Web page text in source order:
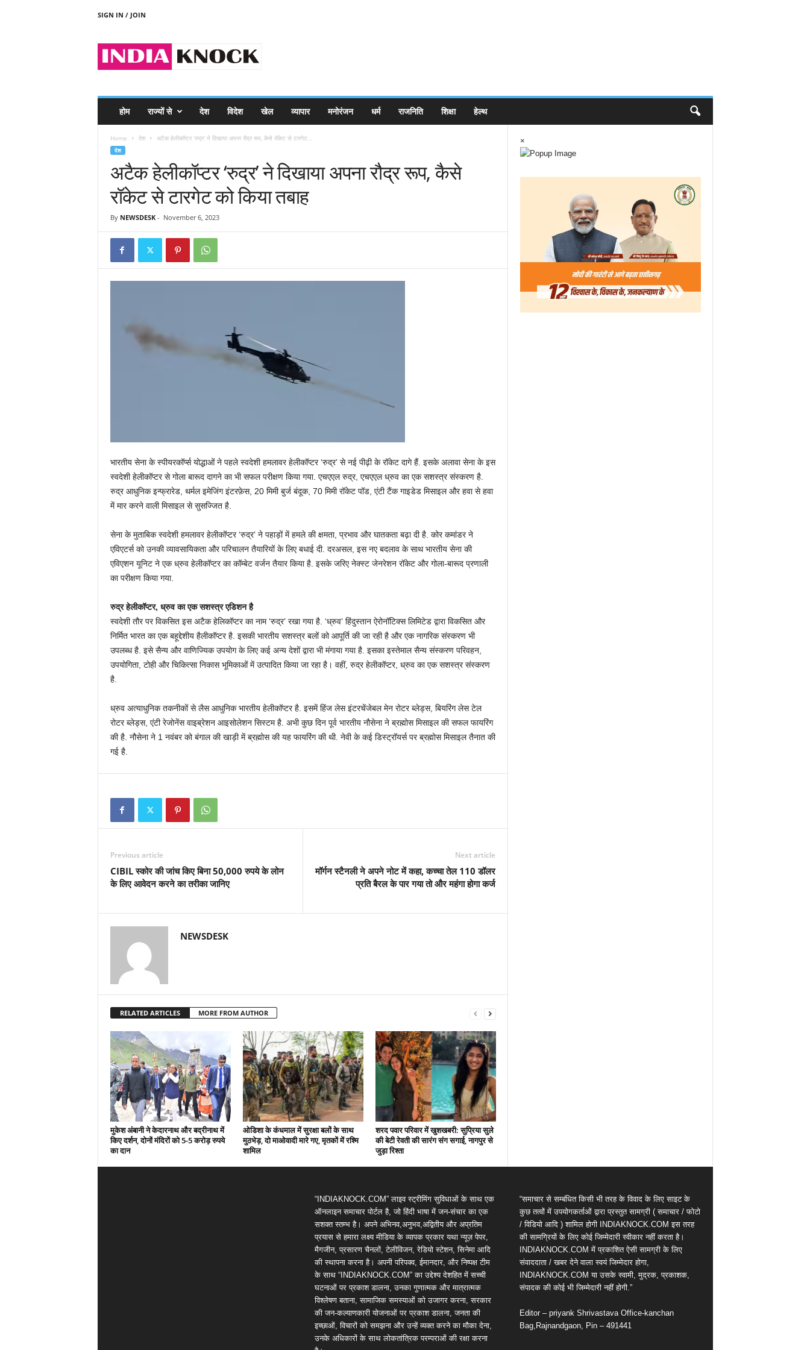
SIGN IN / JOIN
होम राज्यों से देश विदेश खेल व्यापार मनोरंजन धर्म राजनिति शिक्षा हेल्थ
Home देश अटैक हेलीकॉप्टर ‘रुद्र’ ने दिखाया अपना रौद्र रूप, कैसे रॉकेट से टारगेट...
देश
अटैक हेलीकॉप्टर ‘रुद्र’ ने दिखाया अपना रौद्र रूप, कैसे
रॉकेट से टारगेट को किया तबाह
By NEWSDESK- November 6, 2023
भारतीय सेना के स्पीयरकॉर्प्स योद्धाओं ने पहले स्वदेशी हमलावर हेलीकॉप्टर ‘रुद्र’ से नई पीढ़ी के रॉकेट दागे हैं. इसके अलावा सेना के इस
स्वदेशी हेलीकॉप्टर से गोला बारूद दागने का भी सफल परीक्षण किया गया. एचएएल रुद्र, एचएएल ध्रुव का एक सशस्त्र संस्करण है.
रुद्र आधुनिक इन्फ्रारेड, थर्मल इमेजिंग इंटरफ़ेस, 20 मिमी बुर्ज बंदूक, 70 मिमी रॉकेट पॉड, एंटी टैंक गाइडेड मिसाइल और हवा से हवा
में मार करने वाली मिसाइल से सुसज्जित है.
सेना के मुताबिक स्वदेशी हमलावर हेलीकॉप्टर ‘रुद्र’ ने पहाड़ों में हमले की क्षमता, प्रभाव और घातकता बढ़ा दी है. कोर कमांडर ने
एविएटर्स को उनकी व्यावसायिकता और परिचालन तैयारियों के लिए बधाई दी. दरअसल, इस नए बदलाव के साथ भारतीय सेना की
एविएशन यूनिट ने एक ध्रुव हेलीकॉप्टर का कॉम्बेट वर्जन तैयार किया है. इसके जरिए नेक्स्ट जेनरेशन रॉकेट और गोला-बारूद प्रणाली
का परीक्षण किया गया.
रुद्र हेलीकॉप्टर, ध्रुव का एक सशस्त्र एडिशन है
स्वदेशी तौर पर विकसित इस अटैक हेलिकॉप्टर का नाम ‘रुद्र’ रखा गया है. ‘ध्रुव’ हिंदुस्तान ऐरोनॉटिक्स लिमिटेड द्वारा विकसित और
निर्मित भारत का एक बहूद्देशीय हैलीकॉप्टर है. इसकी भारतीय सशस्त्र बलों को आपूर्ति की जा रही है और एक नागरिक संस्करण भी
उपलब्ध है. इसे सैन्य और वाणिज्यिक उपयोग के लिए कई अन्य देशों द्वारा भी मंगाया गया है. इसका इस्तेमाल सैन्य संस्करण परिवहन,
उपयोगिता, टोही और चिकित्सा निकास भूमिकाओं में उत्पादित किया जा रहा है। वहीं, रुद्र हेलीकॉप्टर, ध्रुव का एक सशस्त्र संस्करण
है.
ध्रुव अत्याधुनिक तकनीकों से लैस आधुनिक भारतीय हेलीकॉप्टर है. इसमें हिंज लेस इंटरचेंजेबल मेन रोटर ब्लेड्स, बियरिंग लेस टेल
रोटर ब्लेड्स, एंटी रेजोनेंस वाइब्रेशन आइसोलेशन सिस्टम है. अभी कुछ दिन पूर्व भारतीय नौसेना ने ब्रह्मोस मिसाइल की सफल फायरिंग
की है. नौसेना ने 1 नवंबर को बंगाल की खाड़ी में ब्रह्मोस की यह फायरिंग की थी. नेवी के कई डिस्ट्रॉयर्स पर ब्रह्मोस मिसाइल तैनात की
गई है.
Previous article
CIBIL स्कोर की जांच किए बिना 50,000 रुपये के लोन
के लिए आवेदन करने का तरीका जानिए
Next article
मॉर्गन स्टैनली ने अपने नोट में कहा, कच्चा तेल 110 डॉलर
प्रति बैरल के पार गया तो और महंगा होगा कर्ज
NEWSDESK
RELATED ARTICLES MORE FROM AUTHOR
मुकेश अंबानी ने केदारनाथ और बद्रीनाथ में
किए दर्शन, दोनों मंदिरों को 5-5 करोड़ रुपये
का दान
ओडिशा के कंधमाल में सुरक्षा बलों के साथ
मुठभेड़, दो माओवादी मारे गए, मृतकों में रश्मि
शामिल
शरद पवार परिवार में खुशखबरी: सुप्रिया सुले
की बेटी रेवती की सारंग संग सगाई, नागपुर से
जुड़ा रिश्ता
×
“INDIAKNOCK.COM” लाइव स्ट्रीमिंग सुविधाओं के साथ एक
ऑनलाइन समाचार पोर्टल है, जो हिंदी भाषा में जन-संचार का एक
सशक्त स्तम्भ है। अपने अभिनव,अनुभव,अद्वितीय और अप्रतिम
प्रयास से हमारा लक्ष्य मीडिया के व्यापक प्रकार यथा न्यूज़ पेपर,
मैगजीन, प्रसारण चैनलों, टेलीविजन, रेडियो स्टेशन, सिनेमा आदि
की स्थापना करना है। अपनी परिपक्व, ईमानदार, और निष्पक्ष टीम
के साथ “INDIAKNOCK.COM” का उद्देश्य देशहित में सच्ची
घटनाओं पर प्रकाश डालना, उनका गुणात्मक और मात्रात्मक
विश्लेषण बताना, सामाजिक समस्याओं को उजागर करना, सरकार
की जन-कल्याणकारी योजनाओं पर प्रकाश डालना, जनता की
इच्छाओं, विचारों को समझना और उन्हें व्यक्त करने का मौका देना,
उनके अधिकारों के साथ लोकतांत्रिक परम्पराओं की रक्षा करना
“समाचार से सम्बंधित किसी भी तरह के विवाद के लिए साइट के
कुछ तत्वों में उपयोगकर्ताओं द्वारा प्रस्तुत सामग्री ( समाचार / फोटो
/ विडियो आदि ) शामिल होगी INDIAKNOCK.COM इस तरह
की सामग्रियों के लिए कोई जिम्मेदारी स्वीकार नहीं करता है।
INDIAKNOCK.COM में प्रकाशित ऐसी सामग्री के लिए
संवाददाता / खबर देने वाला स्वयं जिम्मेदार होगा,
INDIAKNOCK.COM या उसके स्वामी, मुद्रक, प्रकाशक,
संपादक की कोई भी जिम्मेदारी नहीं होगी.”
Editor – priyank Shrivastava Office-kanchan
Bag,Rajnandgaon, Pin – 491441